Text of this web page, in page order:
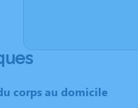
corps au domicile